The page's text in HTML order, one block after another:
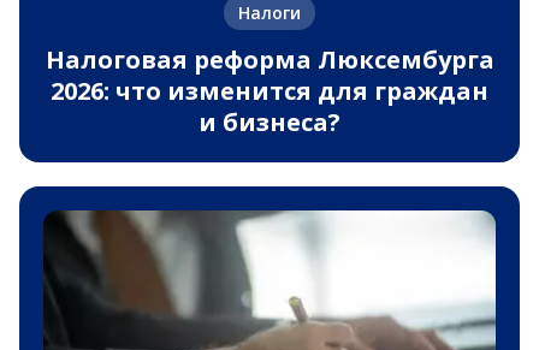
Налоги
Налоговая реформа Люксембурга
2026: что изменится для граждан
и бизнеса?